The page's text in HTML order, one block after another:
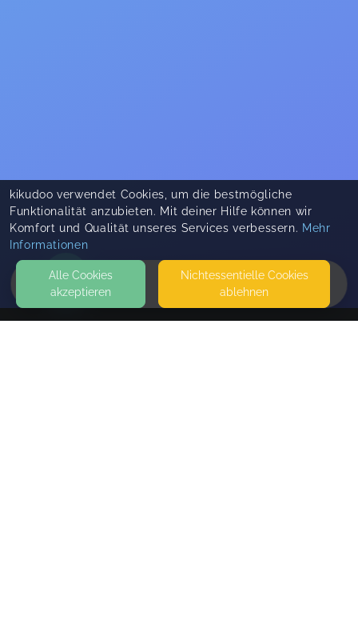
HOME
kikudoo verwendet Cookies, um die bestmögliche
Funktionalität anzubieten. Mit deiner Hilfe können wir
Komfort und Qualität unseres Services verbessern. Mehr
Informationen
Alle Cookies
akzeptieren
Nicht­essentielle Cookies
ablehnen